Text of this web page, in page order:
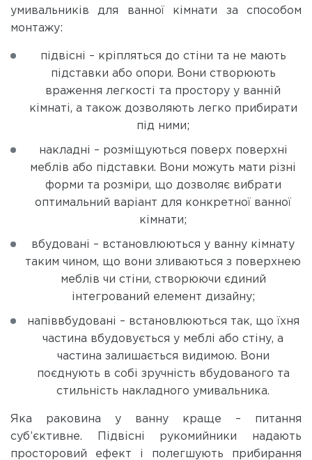
умивальників для ванної кімнати за способом
монтажу:
підвісні – кріпляться до стіни та не мають
підставки або опори. Вони створюють
враження легкості та простору у ванній
кімнаті, а також дозволяють легко прибирати
під ними;
накладні – розміщуються поверх поверхні
меблів або підставки. Вони можуть мати різні
форми та розміри, що дозволяє вибрати
оптимальний варіант для конкретної ванної
кімнати;
вбудовані – встановлюються у ванну кімнату
таким чином, що вони зливаються з поверхнею
меблів чи стіни, створюючи єдиний
інтегрований елемент дизайну;
напіввбудовані – встановлюються так, що їхня
частина вбудовується у меблі або стіну, а
частина залишається видимою. Вони
поєднують в собі зручність вбудованого та
стильність накладного умивальника.
Яка раковина у ванну краще – питання
суб’єктивне. Підвісні рукомийники надають
просторовий ефект і полегшують прибирання